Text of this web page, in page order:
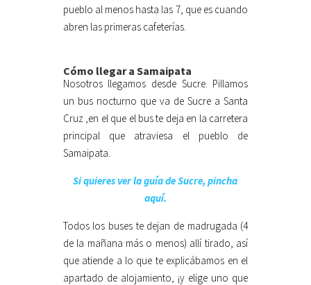
pueblo al menos hasta las 7, que es cuando
abren las primeras cafeterías.
Cómo llegar a Samaipata
Nosotros llegamos desde Sucre. Pillamos
un bus nocturno que va de Sucre a Santa
Cruz ,en el que el bus te deja en la carretera
principal que atraviesa el pueblo de
Samaipata.
Si quieres ver la guía de Sucre, pincha
aquí.
Todos los buses te dejan de madrugada (4
de la mañana más o menos) allí tirado, así
que atiende a lo que te explicábamos en el
apartado de alojamiento, ¡y elige uno que